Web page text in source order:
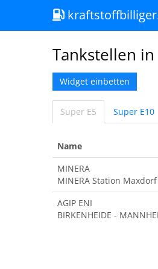
Tankstellen
Widget einbetten
Super E5 Super E10
Name
MINERA
MINERA Station Maxdorf
AGIP ENI
BIRKENHEIDE -